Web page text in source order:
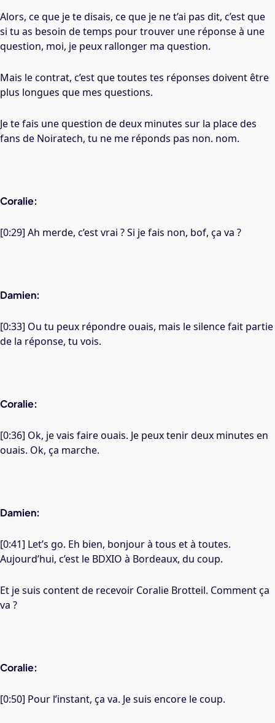
Alors, ce que je te disais, ce que je ne t’ai pas dit, c’est que
si tu as besoin de temps pour trouver une réponse à une
question, moi, je peux rallonger ma question.
Mais le contrat, c’est que toutes tes réponses doivent être
plus longues que mes questions.
Je te fais une question de deux minutes sur la place des
fans de Noiratech, tu ne me réponds pas non. nom.
Coralie:
[0:29] Ah merde, c’est vrai ? Si je fais non, bof, ça va ?
Damien:
[0:33] Ou tu peux répondre ouais, mais le silence fait partie
de la réponse, tu vois.
Coralie:
[0:36] Ok, je vais faire ouais. Je peux tenir deux minutes en
ouais. Ok, ça marche.
Damien:
[0:41] Let’s go. Eh bien, bonjour à tous et à toutes.
Aujourd’hui, c’est le BDXIO à Bordeaux, du coup.
Et je suis content de recevoir Coralie Brotteil. Comment ça
va ?
Coralie:
[0:50] Pour l’instant, ça va. Je suis encore le coup.